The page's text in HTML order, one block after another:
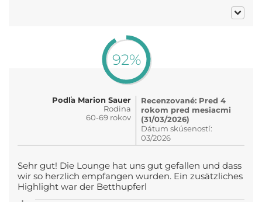
92%
Podľa Marion Sauer
Rodina
60-69 rokov
Recenzované: Pred 4
rokom pred mesiacmi
(31/03/2026)
Dátum skúseností:
03/2026
Sehr gut! Die Lounge hat uns gut gefallen und dass
wir so herzlich empfangen wurden. Ein zusätzliches
Highlight war der Betthupferl